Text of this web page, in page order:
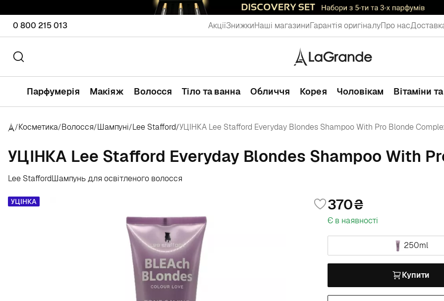
0 800 215 013 АкціїЗнижкиНаші магазиниГарантія оригіналуПро нас
Парфумерія Макіяж Волосся Тіло та ванна Обличчя Корея Чоловікам Вітаміни
/Косметика/Волосся/Шампуні/Lee Stafford/УЦІНКА Lee Stafford Everyday Blondes Shampoo With Pro Blonde
УЦІНКА Lee Stafford Everyday Blondes Shampoo With
Lee StaffordШампунь для освітленого волосся
УЦІНКА 370
Є в наявності
250ml
Купити